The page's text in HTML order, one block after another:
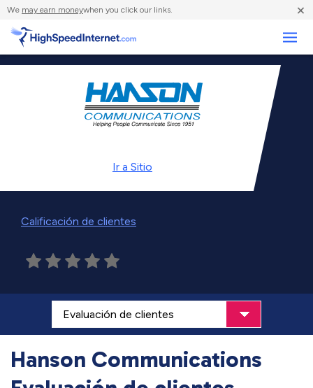
We may earn moneywhen you click our links. ×
Ir a Sitio
Calificación de clientes
Hanson Communications